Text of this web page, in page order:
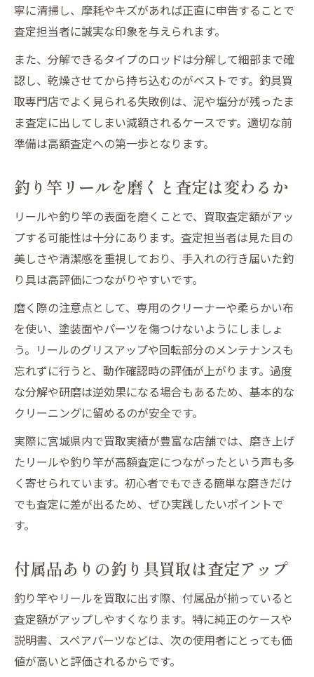
寧に清掃し、摩耗やキズがあれば正直に申告することで
査定担当者に誠実な印象を与えられます。
また、分解できるタイプのロッドは分解して細部まで確
認し、乾燥させてから持ち込むのがベストです。釣具買
取専門店でよく見られる失敗例は、泥や塩分が残ったま
ま査定に出してしまい減額されるケースです。適切な前
準備は高額査定への第一歩となります。
釣り竿リールを磨くと査定は変わるか
リールや釣り竿の表面を磨くことで、買取査定額がアッ
プする可能性は十分にあります。査定担当者は見た目の
美しさや清潔感を重視しており、手入れの行き届いた釣
り具は高評価につながりやすいです。
磨く際の注意点として、専用のクリーナーや柔らかい布
を使い、塗装面やパーツを傷つけないようにしましょ
う。リールのグリスアップや回転部分のメンテナンスも
忘れずに行うと、動作確認時の評価が上がります。過度
な分解や研磨は逆効果になる場合もあるため、基本的な
クリーニングに留めるのが安全です。
実際に宮城県内で買取実績が豊富な店舗では、磨き上げ
たリールや釣り竿が高額査定につながったという声も多
く寄せられています。初心者でもできる簡単な磨きだけ
でも査定に差が出るため、ぜひ実践したいポイントで
す。
付属品ありの釣り具買取は査定アップ
釣り竿やリールを買取に出す際、付属品が揃っていると
査定額がアップしやすくなります。特に純正のケースや
説明書、スペアパーツなどは、次の使用者にとっても価
値が高いと評価されるからです。